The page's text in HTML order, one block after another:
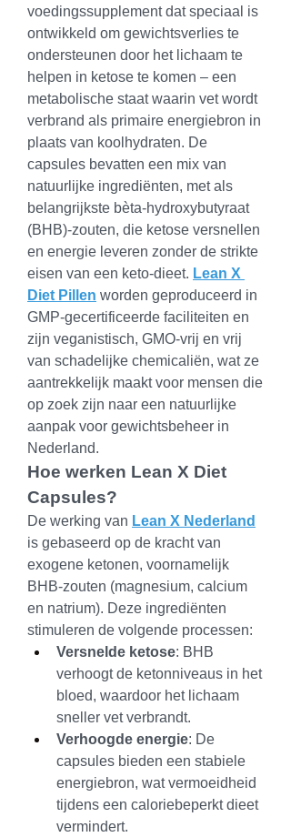
voedingssupplement dat speciaal is
ontwikkeld om gewichtsverlies te
ondersteunen door het lichaam te
helpen in ketose te komen – een
metabolische staat waarin vet wordt
verbrand als primaire energiebron in
plaats van koolhydraten. De
capsules bevatten een mix van
natuurlijke ingrediënten, met als
belangrijkste bèta-hydroxybutyraat
(BHB)-zouten, die ketose versnellen
en energie leveren zonder de strikte
eisen van een keto-dieet. Lean X
Diet Pillen worden geproduceerd in
GMP-gecertificeerde faciliteiten en
zijn veganistisch, GMO-vrij en vrij
van schadelijke chemicaliën, wat ze
aantrekkelijk maakt voor mensen die
op zoek zijn naar een natuurlijke
aanpak voor gewichtsbeheer in
Nederland.
Hoe werken Lean X Diet
Capsules?
De werking van Lean X Nederland
is gebaseerd op de kracht van
exogene ketonen, voornamelijk
BHB-zouten (magnesium, calcium
en natrium). Deze ingrediënten
stimuleren de volgende processen:
Versnelde ketose: BHB
verhoogt de ketonniveaus in het
bloed, waardoor het lichaam
sneller vet verbrandt.
Verhoogde energie: De
capsules bieden een stabiele
energiebron, wat vermoeidheid
tijdens een caloriebeperkt dieet
vermindert.